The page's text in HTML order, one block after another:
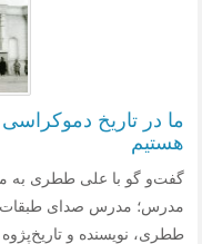
ما در تاریخ دموکراسی
هستیم
گفت‌و گو با علی ططری به
مدرس؛ مدرس صدای طبقات
ططری، نویسنده و